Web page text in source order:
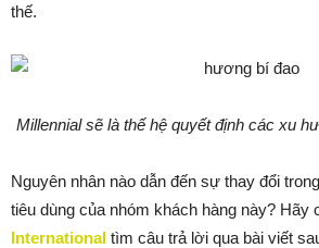
thế.
Millennial sẽ là thế hệ quyết định các xu
Nguyên nhân nào dẫn đến sự thay đổi
tiêu dùng của nhóm khách hàng này? Hãy
International tìm câu trả lời qua bài viết